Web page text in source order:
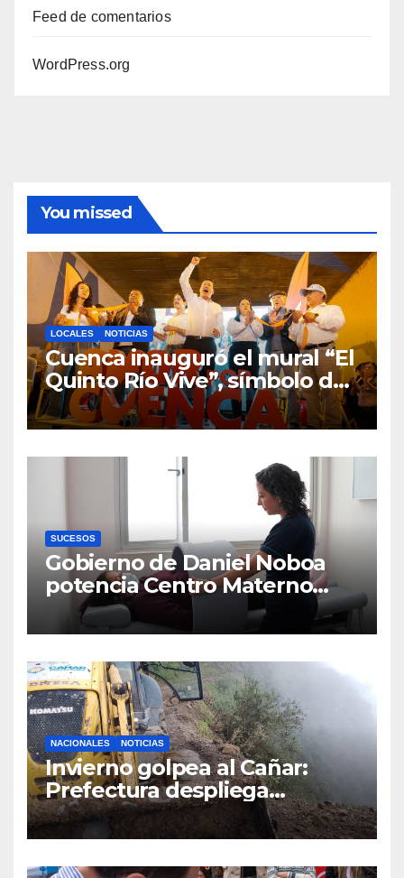
Feed de comentarios
WordPress.org
You missed
LOCALES NOTICIAS
Cuenca inauguró el mural “El
Quinto Río Vive”, símbolo de
la defensa ciudadana del
agua
SUCESOS
Gobierno de Daniel Noboa
potencia Centro Materno
Infantil y Emergencias en
Cuenca con nuevos equipos
NACIONALES NOTICIAS
Invierno golpea al Cañar:
Prefectura despliega
maquinaria en toda la
provincia para mantener las